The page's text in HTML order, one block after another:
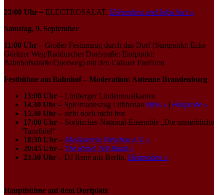
23:00 Uhr– ELECTROSALAT, Hörproben und Infos hier »
Samstag, 9. September
11:00 Uhr – Großer Festumzug durch das Dorf (Startpunkt: Ecke
Göritzer Weg/Radduscher Dorfstraße; Endpunkt:
Bahnhofsstraße/Querweg) mit den Calauer Fanfaren
Festbühne am Bahnhof – Moderation: Antenne Brandenburg
13:00 Uhr – Limberger Lindenmusikanten
14.30 Uhr – Spielmannszug Lübbenau Infos » | Hörprobe »
15.30 Uhr – steht noch nicht fest
17:00 Uhr – Sorbisches National-Ensemble „Die unsterbliche
Tanzfidel“
18:30 Uhr – Musikverein Vetschau e.V. »
20:45 Uhr – The Rebel Tell Band »
23.30 Uhr – DJ René aus Berlin, Hörproben »
Hauptbühne auf dem Dorfplatz